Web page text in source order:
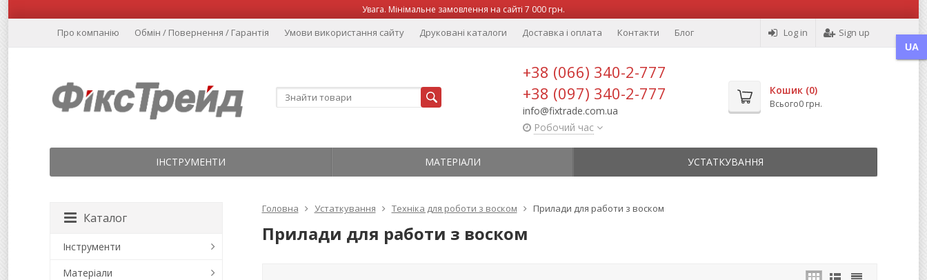
UA
Увага. Мінімальне замовлення на сайті 7 000 грн.
Про компанію Обмін / Повернення / Гарантія Умови використання сайту Друковані каталоги Доставка і оплата Контакти Блог Log in Sign up
+38 (066) 340-2-777
+38 (097) 340-2-777
info@fixtrade.com.ua
Робочий час
Кошик (0)
Всього0 грн.
ІНСТРУМЕНТИ МАТЕРІАЛИ УСТАТКУВАННЯ
Головна Устаткування Техніка для роботи з воском Прилади для работи з воском
Прилади для работи з воском
Каталог
Інструменти
Матеріали